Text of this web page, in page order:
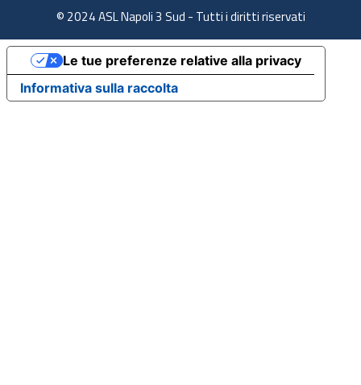
© 2024 ASL Napoli 3 Sud - Tutti i diritti riservati
Informativa sulla raccolta
Le tue preferenze relative alla privacy